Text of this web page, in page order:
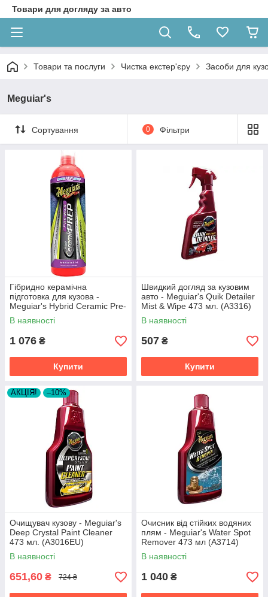
Товари для догляду за авто
Товари та послуги Чистка екстер'єру Засоби для
Meguiar's
Сортування 0 Фільтри
Гібридно керамічна
підготовка для кузова -
Meguiar's Hybrid Ceramic Pre-
Wax Prep 473 мл. (G220416)
В наявності
1 076 ₴
Купити
Швидкий догляд за кузовим
авто - Meguiar's Quik Detailer
Mist & Wipe 473 мл. (A3316)
В наявності
507 ₴
Купити
АКЦІЯ! –10%
Очищувач кузову - Meguiar's
Deep Crystal Paint Cleaner
473 мл. (A3016EU)
В наявності
651,60 ₴ 724 ₴
Очисник від стійких водяних
плям - Meguiar's Water Spot
Remover 473 мл (A3714)
В наявності
1 040 ₴